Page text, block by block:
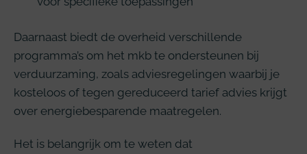
Daarnaast biedt de overheid verschillende
programma’s om het mkb te ondersteunen bij
verduurzaming, zoals adviesregelingen waarbij je
kosteloos of tegen gereduceerd tarief advies krijgt
over energiebesparende maatregelen.
Het is belangrijk om te weten dat